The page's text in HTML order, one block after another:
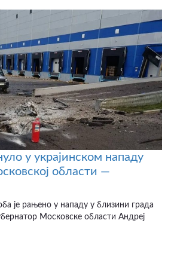
у украјинском нападу
области —
је рањено у нападу у близини града
Московске области Андреј